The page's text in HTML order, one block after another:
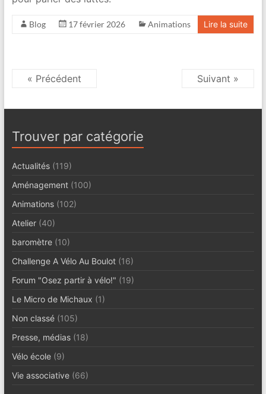
Blog 17 février 2026 Animations Lire la suite
« Précédent Suivant »
Trouver par catégorie
Actualités(119)
Aménagement(100)
Animations(102)
Atelier(40)
baromètre(10)
Challenge A Vélo Au Boulot(16)
Forum "Osez partir à vélo!" (19)
Le Micro de Michaux (1)
Non classé(105)
Presse, médias(18)
Vélo école(9)
Vie associative(66)